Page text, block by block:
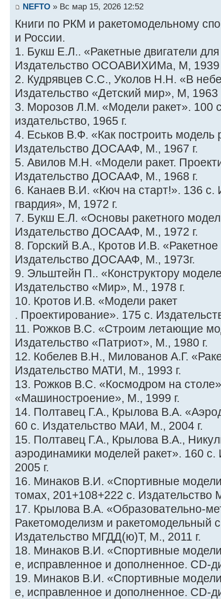
NEFTO » Вс мар 15, 2026 12:52
Книги по РКМ и ракетомодельному
и России.
1. Букш Е.Л.. «Ракетные двигатели
Издательство ОСОАВИХИМа, М, 1939
2. Кудрявцев С.С., Уколов Н.Н. «В
Издательство «Детский мир», М, 1963
3. Морозов Л.М. «Модели ракет». 100
издательство, 1965 г.
4. Еськов В.Ф. «Как построить модель
Издательство ДОСААФ, М., 1967 г.
5. Авилов М.Н. «Модели ракет.
Издательство ДОСААФ, М., 1968 г.
6. Канаев В.И. «Кюч на старт!». 136 с.
гвардия», М, 1972 г.
7. Букш Е.Л. «Основы ракетного
Издательство ДОСААФ, М., 1972 г.
8. Горский В.А., Кротов И.В.
Издательство ДОСААФ, М., 1973г.
9. Эльштейн П.. «Конструктору
Издательство «Мир», М., 1978 г.
10. Кротов И.В. «Модели ракет
. Проектирование». 175 с.
11. Рожков В.С. «Строим летающие
Издательство «Патриот», М., 1980 г.
12. Кобелев В.Н., Милованов А.Г.
Издательство МАТИ, М., 1993 г.
13. Рожков В.С. «Космодром на
«Машиностроение», М., 1999 г.
14. Полтавец Г.А., Крылова В.А.
60 с. Издательство МАИ, М., 2004 г.
15. Полтавец Г.А., Крылова В.А.,
аэродинамики моделей ракет». 160
2005 г.
16. Минаков В.И. «Спортивные
томах, 201+108+222 с. Издательство
17. Крылова В.А. «Образовательно-
Ракетомоделизм и ракетомодельный
Издательство МГДД(ю)Т, М., 2011 г.
18. Минаков В.И. «Спортивные
е, исправленное и дополненное. CD-
19. Минаков В.И. «Спортивные
е, исправленное и дополненное. CD-